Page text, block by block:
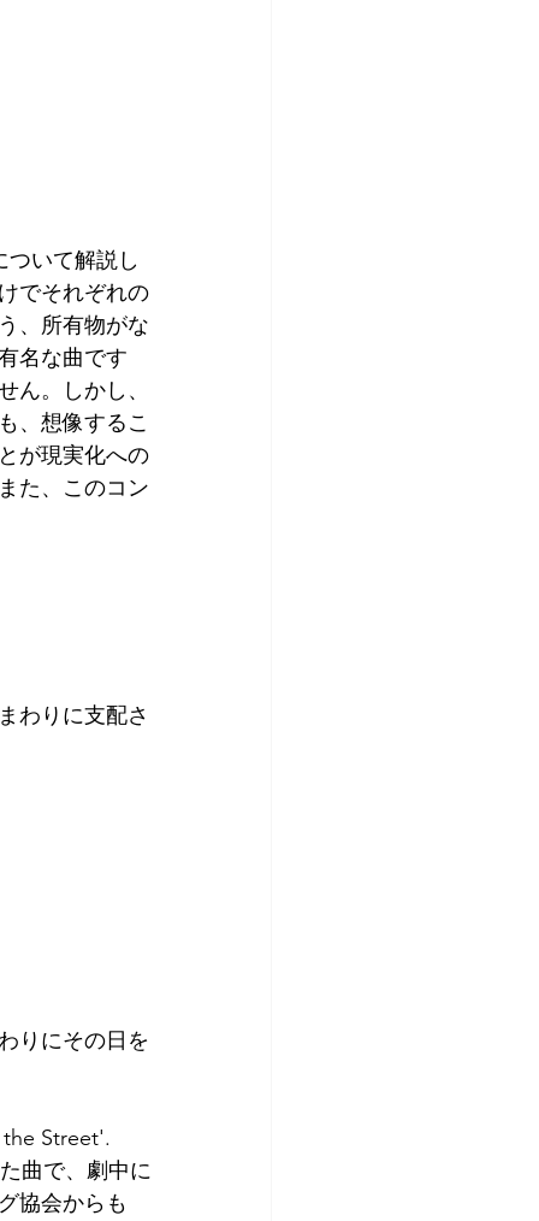
いて解説し
でそれぞれの
、所有物がな
名な曲です
ん。しかし、
、想像するこ
が現実化への
た、このコン
わりに支配さ
りにその日を
Street'.
曲で、劇中に
協会からも